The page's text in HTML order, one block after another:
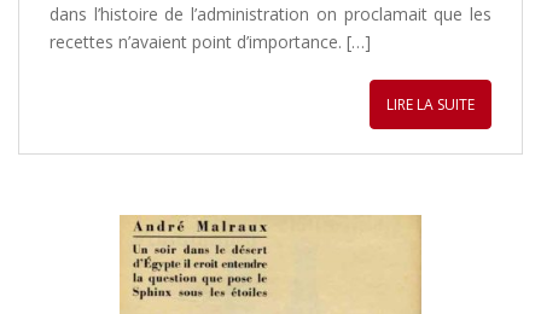
dans l’histoire de l’administration on proclamait que les
recettes n’avaient point d’importance. […]
LIRE LA SUITE